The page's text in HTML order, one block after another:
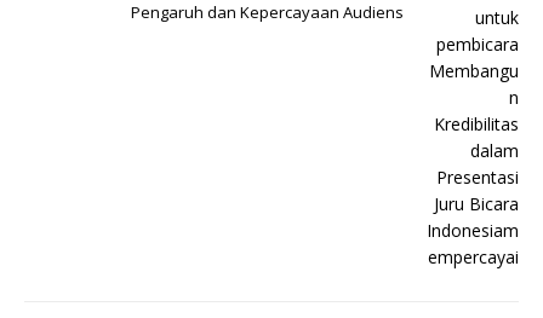
Pengaruh dan Kepercayaan Audiens